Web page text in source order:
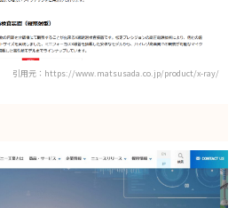
引用元：https://www.matsusada.co.jp/product/x-ray/